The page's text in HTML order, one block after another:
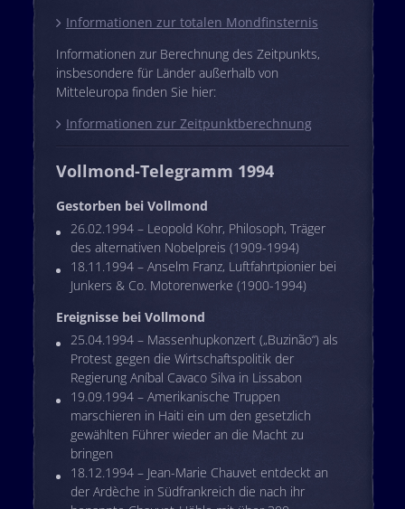
Informationen zur totalen Mondfinsternis
Informationen zur Berechnung des Zeitpunkts,
insbesondere für Länder außerhalb von
Mitteleuropa finden Sie hier:
Informationen zur Zeitpunktberechnung
Vollmond-Telegramm 1994
Gestorben bei Vollmond
26.02.1994 – Leopold Kohr, Philosoph, Träger
des alternativen Nobelpreis (1909-1994)
18.11.1994 – Anselm Franz, Luftfahrtpionier bei
Junkers & Co. Motorenwerke (1900-1994)
Ereignisse bei Vollmond
25.04.1994 – Massenhupkonzert („Buzinão“) als
Protest gegen die Wirtschaftspolitik der
Regierung Aníbal Cavaco Silva in Lissabon
19.09.1994 – Amerikanische Truppen
marschieren in Haiti ein um den gesetzlich
gewählten Führer wieder an die Macht zu
bringen
18.12.1994 – Jean-Marie Chauvet entdeckt an
der Ardèche in Südfrankreich die nach ihr